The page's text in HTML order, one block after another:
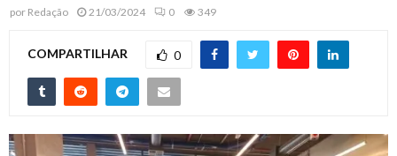
por Redação 21/03/2024 0 349
COMPARTILHAR 0